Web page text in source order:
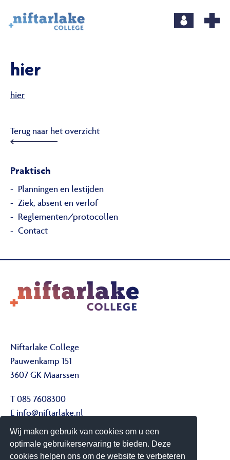
Wij maken gebruik van cookies om u een
optimale gebruikerservaring te bieden. Deze
cookies helpen ons om de website te verbeteren
hier
hier
Terug naar het overzicht
Praktisch
Planningen en lestijden
Ziek, absent en verlof
Reglementen/protocollen
Contact
Niftarlake College
Pauwenkamp 151
3607 GK Maarssen
T 085 7608300
Einfo@niftarlake.nl
Volg ons ook op:
Twitter